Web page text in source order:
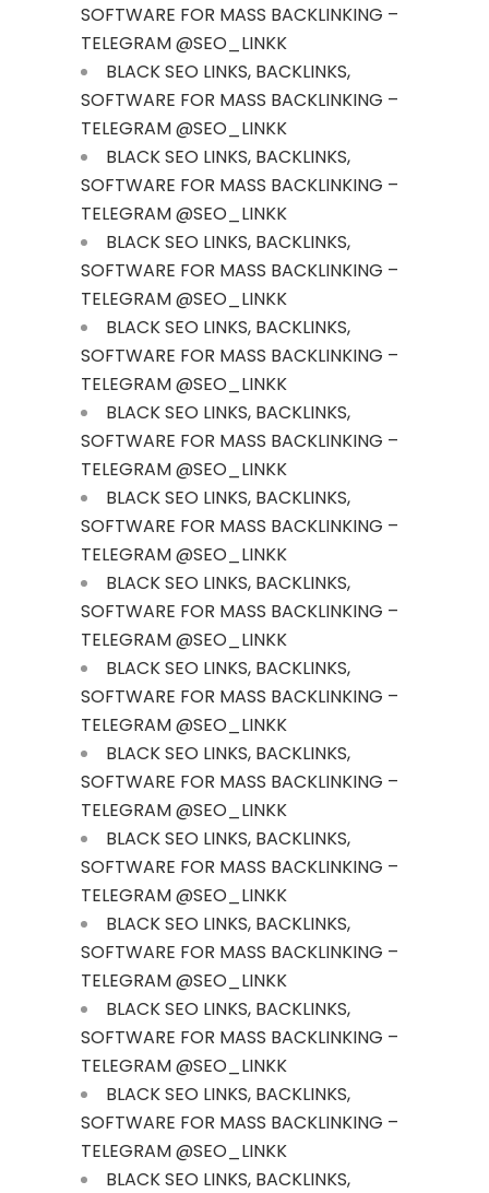
SOFTWARE FOR MASS BACKLINKING –
TELEGRAM @SEO_LINKK
BLACK SEO LINKS, BACKLINKS,
SOFTWARE FOR MASS BACKLINKING –
TELEGRAM @SEO_LINKK
BLACK SEO LINKS, BACKLINKS,
SOFTWARE FOR MASS BACKLINKING –
TELEGRAM @SEO_LINKK
BLACK SEO LINKS, BACKLINKS,
SOFTWARE FOR MASS BACKLINKING –
TELEGRAM @SEO_LINKK
BLACK SEO LINKS, BACKLINKS,
SOFTWARE FOR MASS BACKLINKING –
TELEGRAM @SEO_LINKK
BLACK SEO LINKS, BACKLINKS,
SOFTWARE FOR MASS BACKLINKING –
TELEGRAM @SEO_LINKK
BLACK SEO LINKS, BACKLINKS,
SOFTWARE FOR MASS BACKLINKING –
TELEGRAM @SEO_LINKK
BLACK SEO LINKS, BACKLINKS,
SOFTWARE FOR MASS BACKLINKING –
TELEGRAM @SEO_LINKK
BLACK SEO LINKS, BACKLINKS,
SOFTWARE FOR MASS BACKLINKING –
TELEGRAM @SEO_LINKK
BLACK SEO LINKS, BACKLINKS,
SOFTWARE FOR MASS BACKLINKING –
TELEGRAM @SEO_LINKK
BLACK SEO LINKS, BACKLINKS,
SOFTWARE FOR MASS BACKLINKING –
TELEGRAM @SEO_LINKK
BLACK SEO LINKS, BACKLINKS,
SOFTWARE FOR MASS BACKLINKING –
TELEGRAM @SEO_LINKK
BLACK SEO LINKS, BACKLINKS,
SOFTWARE FOR MASS BACKLINKING –
TELEGRAM @SEO_LINKK
BLACK SEO LINKS, BACKLINKS,
SOFTWARE FOR MASS BACKLINKING –
TELEGRAM @SEO_LINKK
BLACK SEO LINKS, BACKLINKS,